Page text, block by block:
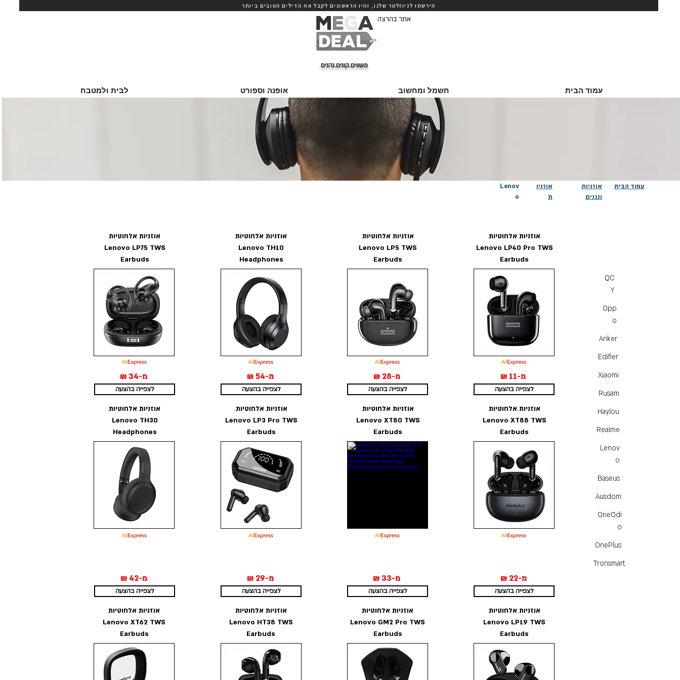
הירשמו לניוזלטר שלנו, והיו הראשונים לקבל את הדילים הטובים ביותר
אתר בהרצה
משווים.קונים.נהנים
עמוד הבית חשמל ומחשוב אופנה וספורט לבית ולמטבח
Lenov
o
אוזניו
ת
אוזניות
ונגנים
עמוד הבית
אוזניות אלחוטיות
Lenovo LP75 TWS
Earbuds
מ-34 ₪
לצפייה בהצעה
אוזניות אלחוטיות
Lenovo TH30
Headphones
מ-42 ₪
לצפייה בהצעה
אוזניות אלחוטיות
Lenovo XT62 TWS
Earbuds
אוזניות אלחוטיות
Lenovo TH10
Headphones
מ-54 ₪
לצפייה בהצעה
אוזניות אלחוטיות
Lenovo LP3 Pro TWS
Earbuds
מ-29 ₪
לצפייה בהצעה
אוזניות אלחוטיות
Lenovo HT38 TWS
Earbuds
אוזניות אלחוטיות
Lenovo LP5 TWS
Earbuds
מ-28 ₪
לצפייה בהצעה
אוזניות אלחוטיות
Lenovo XT80 TWS
Earbuds
מ-33 ₪
לצפייה בהצעה
אוזניות אלחוטיות
Lenovo GM2 Pro TWS
Earbuds
אוזניות אלחוטיות
Lenovo LP40 Pro TWS
Earbuds
מ-11 ₪
לצפייה בהצעה
אוזניות אלחוטיות
Lenovo XT88 TWS
Earbuds
QC
Y
Opp
o
Anker
Edifier
Xiaomi
Rusam
Haylou
Realme
Lenov
o
Baseus
Ausdom
OneOdi
o
OnePlus
Tronsmart
מ-22 ₪
לצפייה בהצעה
אוזניות אלחוטיות
Lenovo LP19 TWS
Earbuds